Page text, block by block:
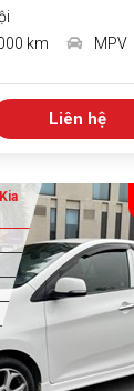
km MPV
Liên hệ